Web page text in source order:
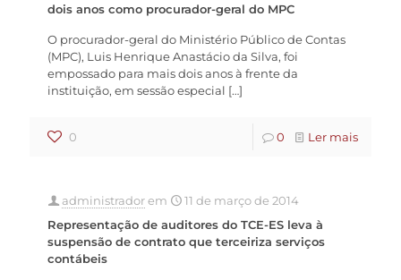
dois anos como procurador-geral do MPC
O procurador-geral do Ministério Público de Contas
(MPC), Luis Henrique Anastácio da Silva, foi
empossado para mais dois anos à frente da
instituição, em sessão especial […]
0 0 Ler mais
administradorem
11 de março de 2014
Representação de auditores do TCE-ES leva à
suspensão de contrato que terceiriza serviços
contábeis